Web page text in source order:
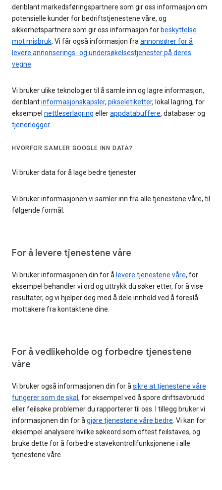
deriblant markedsføringspartnere som gir oss informasjon om
potensielle kunder for bedriftstjenestene våre, og
sikkerhetspartnere som gir oss informasjon for beskyttelse
mot misbruk. Vi får også informasjon fraannonsører for å
levere annonserings- og undersøkelsestjenester på deres
vegne.
Vi bruker ulike teknologier til å samle inn og lagre informasjon,
deriblantinformasjonskapsler, pikseletiketter, lokal lagring, for
eksempel nettleserlagring ellerappdatabuffere, databaser og
tjenerlogger.
HVORFOR SAMLER GOOGLE INN DATA?
Vi bruker data for å lage bedre tjenester
Vi bruker informasjonen vi samler inn fra alle tjenestene våre, til
følgende formål:
For å levere tjenestene våre
Vi bruker informasjonen din for å levere tjenestene våre, for
eksempel behandler vi ord og uttrykk du søker etter, for å vise
resultater, og vi hjelper deg med å dele innhold ved å foreslå
mottakere fra kontaktene dine.
For å vedlikeholde og forbedre tjenestene
våre
Vi bruker også informasjonen din for å sikre at tjenestene våre
fungerer som de skal , for eksempel ved å spore driftsavbrudd
eller feilsøke problemer du rapporterer til oss. I tillegg bruker vi
informasjonen din for å gjøre tjenestene våre bedre . Vi kan for
eksempel analysere hvilke søkeord som oftest feilstaves, og
bruke dette for å forbedre stavekontrollfunksjonene i alle
tjenestene våre.